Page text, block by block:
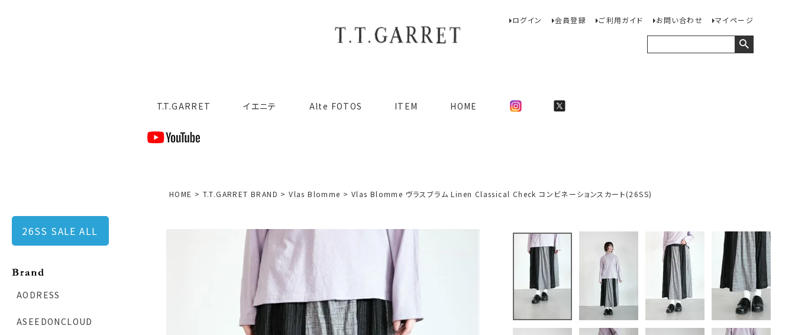
ログイン 会員登録 ご利用ガイド お問い合わせ マイページ
検索
T.T.GARRET イエニテ Alte FOTOS ITEM HOME
26SS SALE ALL
AODRESS
ASEEDONCLOUD
HOME T.T.GARRET BRAND Vlas Blomme Vlas Blomme ヴラスブラム Linen Classical Check コンビネーションスカート(26SS)